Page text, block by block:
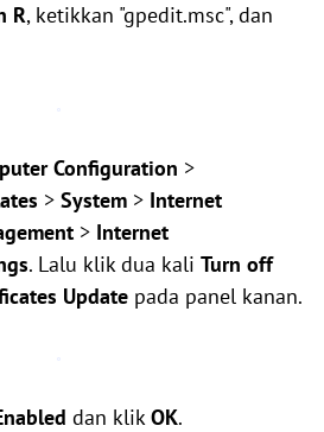
R, ketikkan "gpedit.msc", dan
Configuration >
> System > Internet
> Internet
. Lalu klik dua kali Turn off
Update pada panel kanan.
dan klikOK.